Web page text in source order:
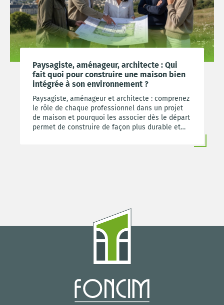
Paysagiste, aménageur, architecte : Qui
fait quoi pour construire une maison bien
intégrée à son environnement ?
Paysagiste, aménageur et architecte : comprenez
le rôle de chaque professionnel dans un projet
de maison et pourquoi les associer dès le départ
permet de construire de façon plus durable et